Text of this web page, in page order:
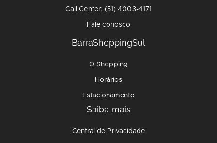
Call Center: (51) 4003-4171
Fale conosco
BarraShoppingSul
O Shopping
Horários
Estacionamento
Saiba mais
Central de Privacidade